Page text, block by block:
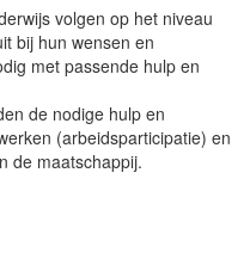
volgen op het niveau
bij hun wensen en
met passende hulp en
de nodige hulp en
(arbeidsparticipatie) en
de maatschappij.